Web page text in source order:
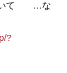
いて …な
?